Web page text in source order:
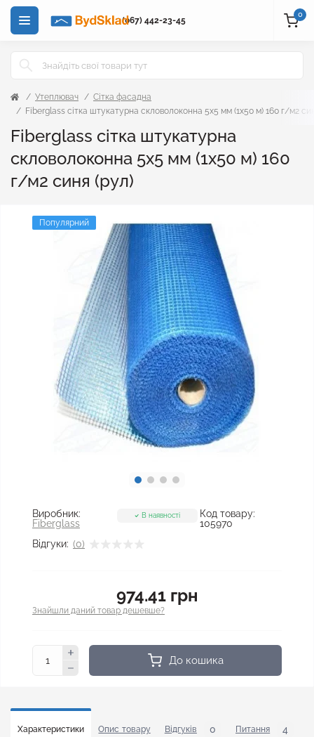
(067) 442-23-45
0
Утеплювач
Сітка фасадна
Fiberglass сітка штукатурна скловолоконна 5x5 мм (1x50 м) 160 г/м2
Fiberglass сітка штукатурна
скловолоконна 5x5 мм (1x50 м) 160
г/м2 синя (рул)
Популярний
Виробник:
Fiberglass
Код товару:
105970
Відгуки: (0)
В наявності
974.41 грн
Знайшли даний товар дешевше?
До кошика
Характеристики Опис товару Відгуків 0 Питання 4